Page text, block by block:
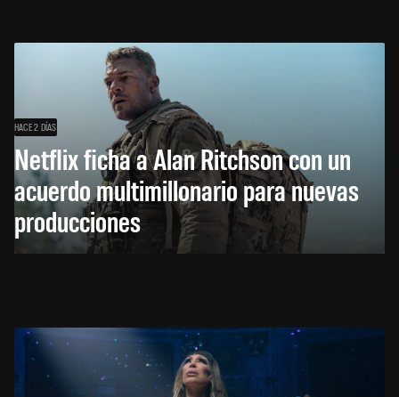
HACE 2 DÍAS
Netflix ficha a Alan Ritchson con un
acuerdo multimillonario para nuevas
producciones